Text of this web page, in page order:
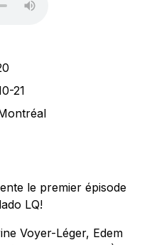
21
le premier épisode
LQ!
Voyer-Léger, Edem